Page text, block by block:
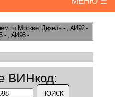
по Москве: Дизель - , АИ92 -
- , АИ98 -
ВИНкод: